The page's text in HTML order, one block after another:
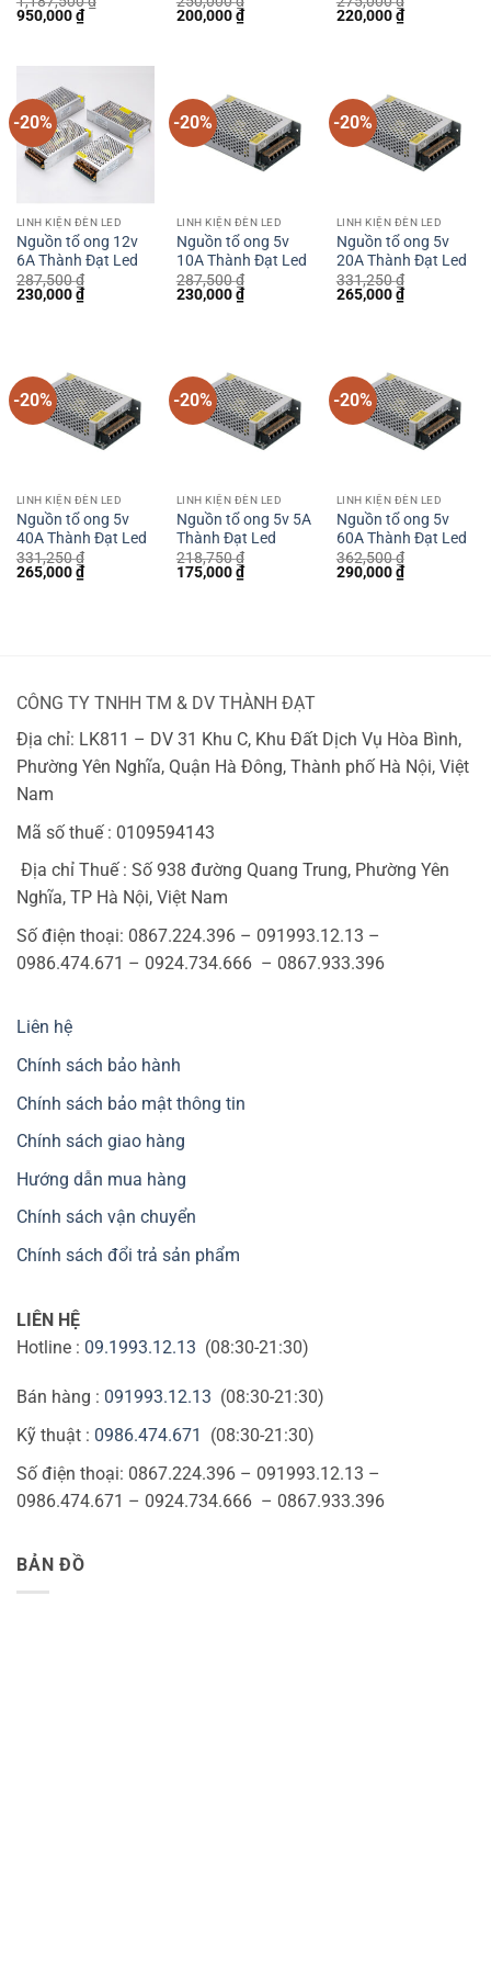
Giá
950,000₫Giá
hiện
950,000 ₫.
Giá
200,000₫Giá
hiện
Giá
220,000₫Giá
hiện
-20%
LINH KIỆN ĐÈN LED
Nguồn tổ ong 12v
6A Thành Đạt Led
287,500₫
Giá
230,000₫Giá
hiện
-20%
LINH KIỆN ĐÈN LED
Nguồn tổ ong 5v
10A Thành Đạt Led
287,500₫
Giá
230,000₫Giá
hiện
-20%
LINH KIỆN ĐÈN LED
Nguồn tổ ong 5v
20A Thành Đạt Led
331,250₫
Giá
265,000₫Giá
hiện
-20%
LINH KIỆN ĐÈN LED
Nguồn tổ ong 5v
40A Thành Đạt Led
331,250₫
Giá
265,000₫Giá
hiện
-20%
LINH KIỆN ĐÈN LED
Nguồn tổ ong 5v 5A
Thành Đạt Led
218,750₫
Giá
175,000₫Giá
hiện
-20%
LINH KIỆN ĐÈN LED
Nguồn tổ ong 5v
60A Thành Đạt Led
362,500₫
Giá
290,000₫Giá
hiện
CÔNG TY TNHH TM & DV THÀNH ĐẠT
Địa chỉ: LK811 – DV 31 Khu C, Khu Đất Dịch Vụ Hòa Bình,
Phường Yên Nghĩa, Quận Hà Đông, Thành phố Hà Nội, Việt
Nam
Mã số thuế : 0109594143
Địa chỉ Thuế : Số 938 đường Quang Trung, Phường Yên
Nghĩa, TP Hà Nội, Việt Nam
Số điện thoại: 0867.224.396 – 091993.12.13 –
0986.474.671 – 0924.734.666 – 0867.933.396
Liên hệ
Chính sách bảo hành
Chính sách bảo mật thông tin
Chính sách giao hàng
Hướng dẫn mua hàng
Chính sách vận chuyển
Chính sách đổi trả sản phẩm
LIÊN HỆ
Hotline : 09.1993.12.13 (08:30-21:30)
Bán hàng : 091993.12.13 (08:30-21:30)
Kỹ thuật : 0986.474.671
(08:30-21:30)
Số điện thoại: 0867.224.396 – 091993.12.13 –
0986.474.671 – 0924.734.666 – 0867.933.396
BẢN ĐỒ